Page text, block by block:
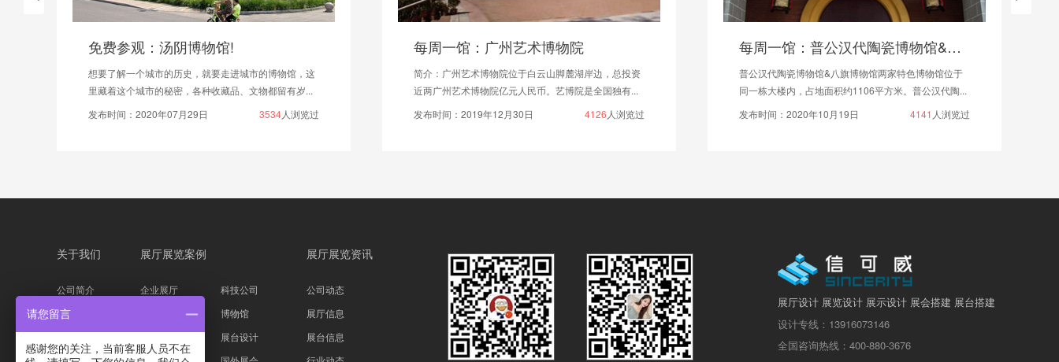
免费参观：汤阴博物馆!
想要了解一个城市的历史，就要走进城市的博物馆，这
里藏着这个城市的秘密，各种收藏品、文物都留有岁...
发布时间：2020年07月29日
3534人浏览过
每周一馆：广州艺术博物院
简介：广州艺术博物院位于白云山脚麓湖岸边，总投资
近两广州艺术博物院亿元人民币。艺博院是全国独有...
发布时间：2019年12月30日
4126 人浏览过
每周一馆：普公汉代陶瓷博物馆&八旗博物馆
普公汉代陶瓷博物馆&八旗博物馆​两家特色博物馆位于
同一栋大楼内，占地面积约1106平方米。普公汉代陶...
发布时间：2020年10月19日
4141 人浏览过
关于我们
公司简介
企业文化
公司资质
展厅展览案例
企业展厅
科技公司
博物馆
科技展台
展台设计
展厅展览资讯
公司动态
展厅信息
展台信息
展厅设计 展览设计 展示设计 展会搭建 展台搭建
设计专线：13916073146
全国咨询热线：400-880-3676
请您留言
感谢您的关注，当前客服人员不在